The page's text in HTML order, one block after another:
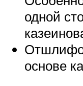
одной
основе